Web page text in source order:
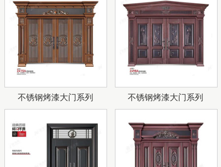
不锈钢烤漆大门系列 不锈钢烤漆大门系列